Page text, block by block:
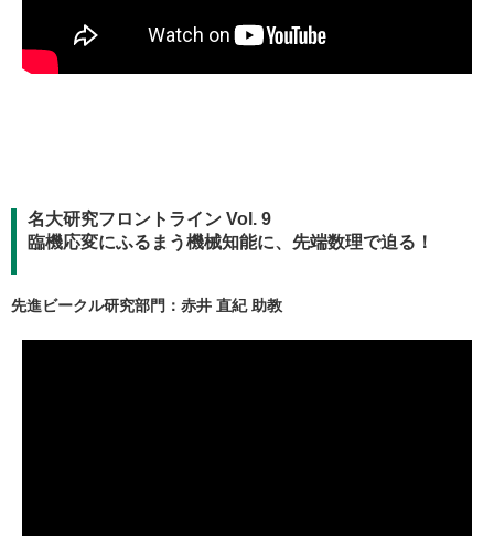
名大研究フロントライン Vol. 9
臨機応変にふるまう機械知能に、先端数理で迫る！
先進ビークル研究部門：赤井 直紀 助教